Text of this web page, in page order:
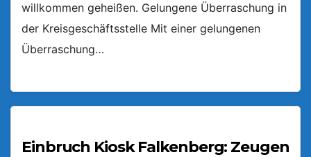
willkommen geheißen. Gelungene Überraschung in
der Kreisgeschäftsstelle Mit einer gelungenen
Überraschung…
Einbruch Kiosk Falkenberg: Zeugen